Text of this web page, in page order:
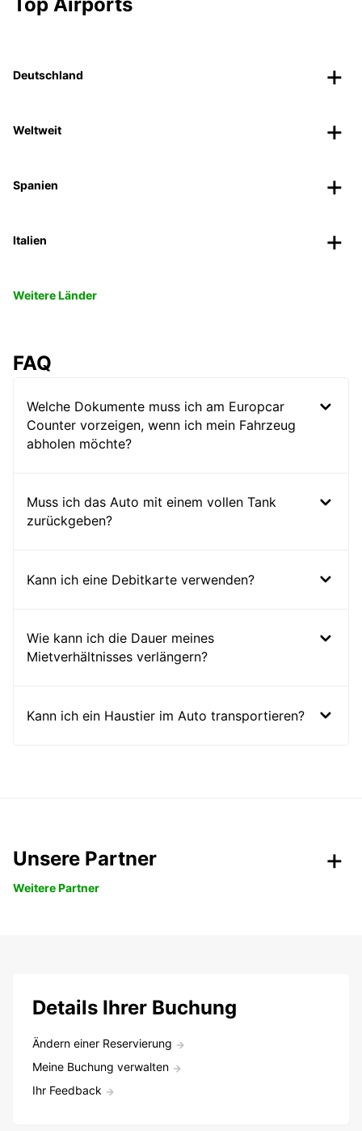
Deutschland
Weltweit
Spanien
Italien
Weitere Länder
FAQ
Welche Dokumente muss ich am Europcar
Counter vorzeigen, wenn ich mein Fahrzeug
abholen möchte?
Muss ich das Auto mit einem vollen Tank
zurückgeben?
Kann ich eine Debitkarte verwenden?
Wie kann ich die Dauer meines
Mietverhältnisses verlängern?
Kann ich ein Haustier im Auto transportieren?
Unsere Partner
Weitere Partner
Details Ihrer Buchung
Ändern einer Reservierung
Meine Buchung verwalten
Ihr Feedback